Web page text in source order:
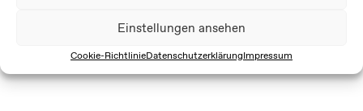
Einstellungen ansehen
Cookie-RichtlinieDatenschutzerklärungImpressum